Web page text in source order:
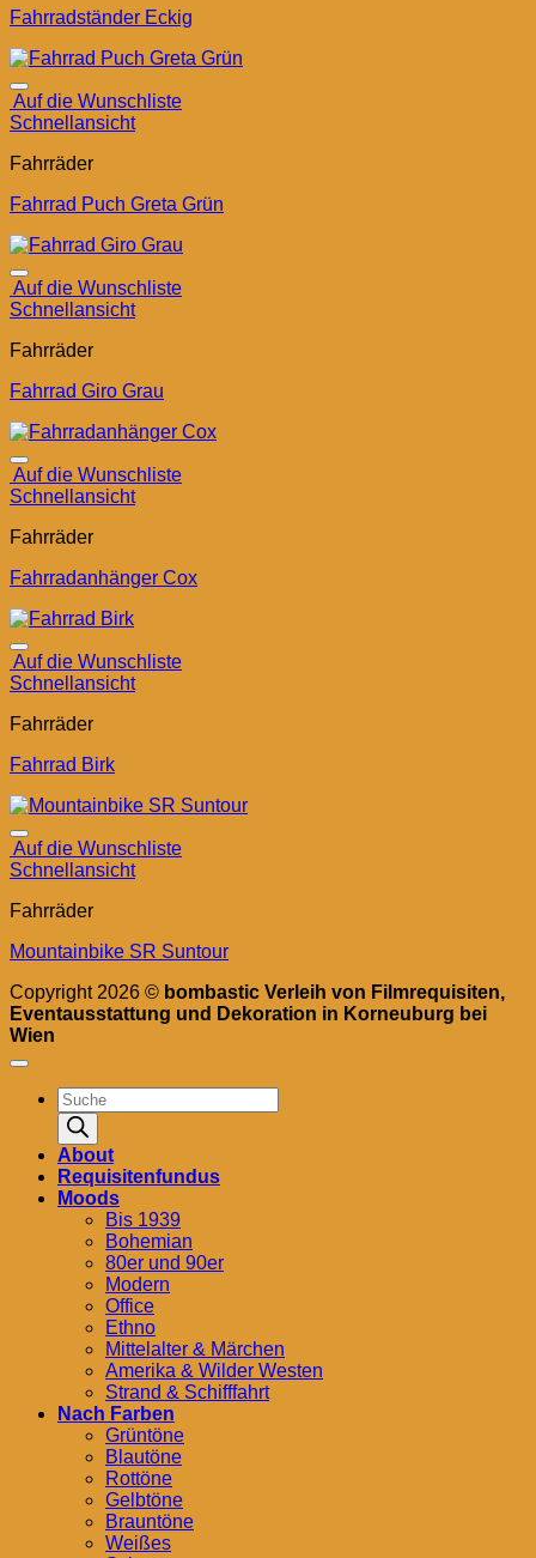
Fahrradständer Eckig
Auf die Wunschliste
Schnellansicht
Fahrräder
Fahrrad Puch Greta Grün
Auf die Wunschliste
Schnellansicht
Fahrräder
Fahrrad Giro Grau
Auf die Wunschliste
Schnellansicht
Fahrräder
Fahrradanhänger Cox
Auf die Wunschliste
Schnellansicht
Fahrräder
Fahrrad Birk
Auf die Wunschliste
Schnellansicht
Fahrräder
Mountainbike SR Suntour
Copyright 2026 © bombastic Verleih von Filmrequisiten,
Eventausstattung und Dekoration in Korneuburg bei
Wien
Products
search
About
Requisitenfundus
Moods
Bis 1939
Bohemian
80er und 90er
Modern
Office
Ethno
Mittelalter & Märchen
Amerika & Wilder Westen
Strand & Schifffahrt
Nach Farben
Grüntöne
Blautöne
Rottöne
Gelbtöne
Brauntöne
Weißes